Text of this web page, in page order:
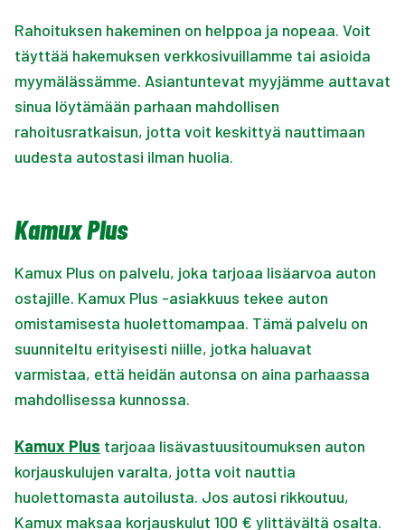
Rahoituksen hakeminen on helppoa ja nopeaa. Voit
täyttää hakemuksen verkkosivuillamme tai asioida
myymälässämme. Asiantuntevat myyjämme auttavat
sinua löytämään parhaan mahdollisen
rahoitusratkaisun, jotta voit keskittyä nauttimaan
uudesta autostasi ilman huolia.
Kamux Plus
Kamux Plus on palvelu, joka tarjoaa lisäarvoa auton
ostajille. Kamux Plus -asiakkuus tekee auton
omistamisesta huolettomampaa. Tämä palvelu on
suunniteltu erityisesti niille, jotka haluavat
varmistaa, että heidän autonsa on aina parhaassa
mahdollisessa kunnossa.
Kamux Plus tarjoaa lisävastuusitoumuksen auton
korjauskulujen varalta, jotta voit nauttia
huolettomasta autoilusta. Jos autosi rikkoutuu,
Kamux maksaa korjauskulut 100 € ylittävältä osalta.